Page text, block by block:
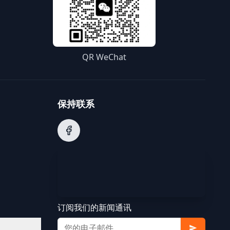
QR WeChat
保持联系
订阅我们的新闻通讯